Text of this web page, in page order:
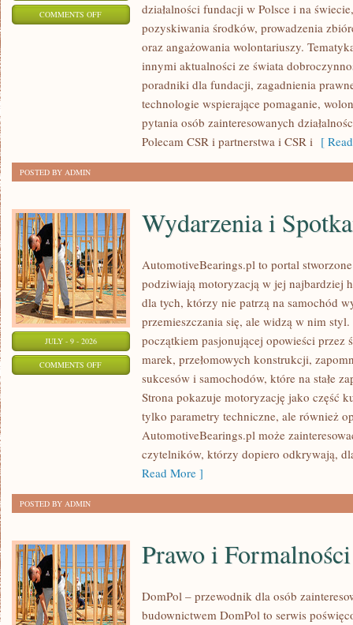
COMMENTS OFFON
PUBLICZNE
działalności fundacji w Polsce i na
pozyskiwania środków, prowadzenia
oraz angażowania wolontariuszy.
innymi aktualności ze świata
poradniki dla fundacji, zagadnienia
technologie wspierające pomaganie,
pytania osób zainteresowanych
Polecam CSR i partnerstwa i CSR i [
POSTED BY ADMIN
JULY - 9 - 2026
COMMENTS OFFON
WYDARZENIA
SPOTKANIA
KLASYKÓW
Wydarzenia i
AutomotiveBearings.pl to portal
podziwiają motoryzacją w jej najbardziej
dla tych, którzy nie patrzą na samochód
przemieszczania się, ale widzą w nim
początkiem pasjonującej opowieści przez
marek, przełomowych konstrukcji,
sukcesów i samochodów, które na stałe
Strona pokazuje motoryzację jako część
tylko parametry techniczne, ale również
AutomotiveBearings.pl może
czytelników, którzy dopiero odkrywają,
Read More ]
POSTED BY ADMIN
Prawo i Formalności
DomPol – przewodnik dla osób
budownictwem DomPol to serwis